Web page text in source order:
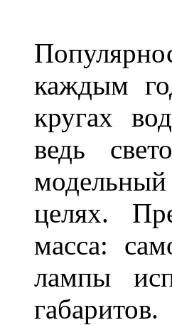
каждым
кругах
ведь
целях.
масса:
лампы
габаритов.